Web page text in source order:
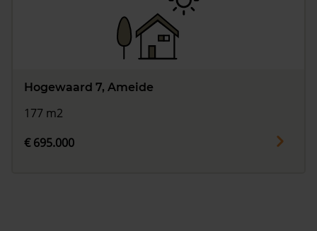
Hogewaard 7, Ameide
177 m2
€ 695.000